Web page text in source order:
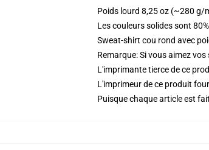
Poids lourd 8,25 oz (~280 g/
Les couleurs solides sont
Sweat-shirt cou rond avec
Remarque: Si vous aimez
L'imprimante tierce de ce
L'imprimeur de ce produit
Puisque chaque article est